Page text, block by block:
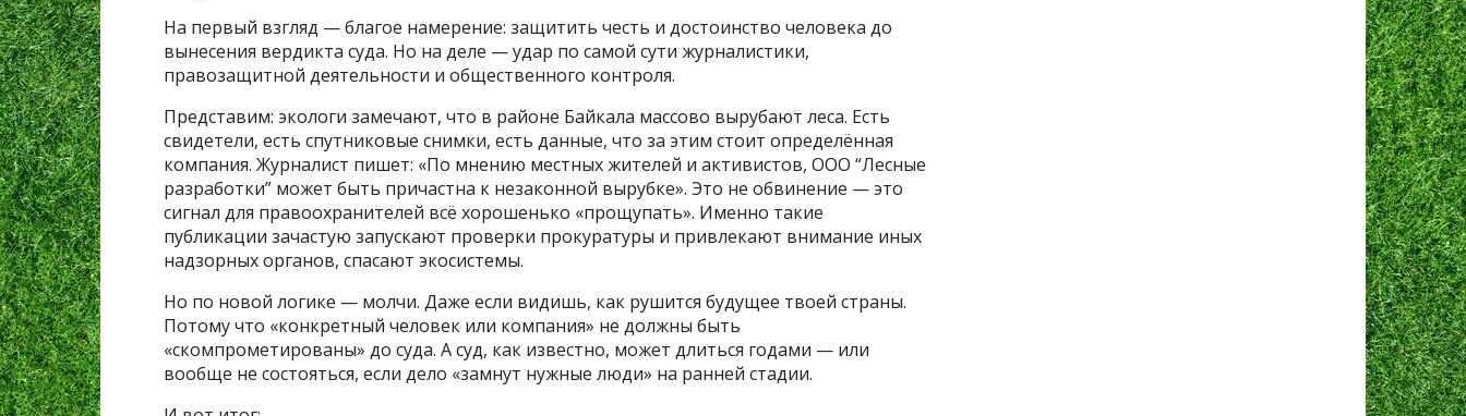
На первый взгляд — благое намерение: защитить честь и достоинство человека до
вынесения вердикта суда. Но на деле — удар по самой сути журналистики,
правозащитной деятельности и общественного контроля.
Представим: экологи замечают, что в районе Байкала массово вырубают леса. Есть
свидетели, есть спутниковые снимки, есть данные, что за этим стоит определённая
компания. Журналист пишет: «По мнению местных жителей и активистов, ООО “Лесные
разработки” может быть причастна к незаконной вырубке». Это не обвинение — это
сигнал для правоохранителей всё хорошенько «прощупать». Именно такие
публикации зачастую запускают проверки прокуратуры и привлекают внимание иных
надзорных органов, спасают экосистемы.
Но по новой логике — молчи. Даже если видишь, как рушится будущее твоей страны.
Потому что «конкретный человек или компания» не должны быть
«скомпрометированы» до суда. А суд, как известно, может длиться годами — или
вообще не состояться, если дело «замнут нужные люди» на ранней стадии.